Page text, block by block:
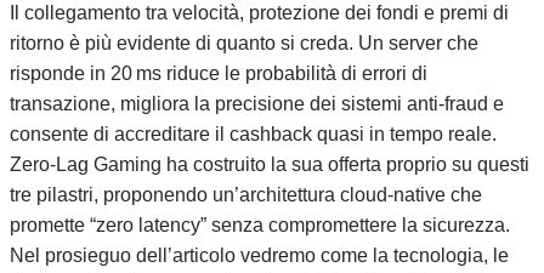
Il collegamento tra velocità, protezione dei fondi e premi di
ritorno è più evidente di quanto si creda. Un server che
risponde in 20 ms riduce le probabilità di errori di
transazione, migliora la precisione dei sistemi anti‑fraud e
consente di accreditare il cashback quasi in tempo reale.
Zero‑Lag Gaming ha costruito la sua offerta proprio su questi
tre pilastri, proponendo un’architettura cloud‑native che
promette “zero latency” senza compromettere la sicurezza.
Nel prosieguo dell’articolo vedremo come la tecnologia, le